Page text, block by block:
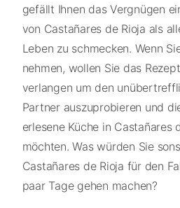
gefällt Ihnen das Vergnügen
von Castañares de Rioja als
Leben zu schmecken. Wenn
nehmen, wollen Sie das
verlangen um den
Partner auszuprobieren und
erlesene Küche in Castañares
möchten. Was würden Sie
Castañares de Rioja für den
paar Tage gehen machen?